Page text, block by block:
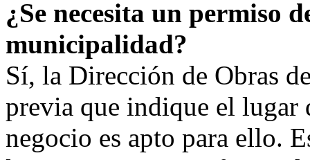
¿Se necesita un permiso
municipalidad?
Sí, la Dirección de Obras
previa que indique el lugar
negocio es apto para ello.